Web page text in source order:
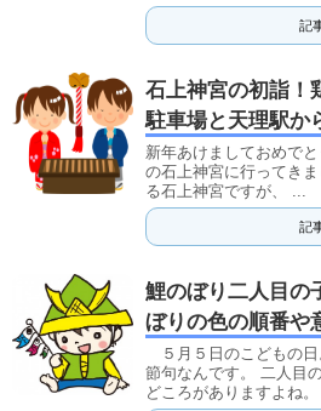
記
石上神宮の初詣！
駐車場と天理駅か
新年あけましておめで
の石上神宮に行ってき
る石上神宮ですが、 ...
記
鯉のぼり二人目の
ぼりの色の順番や
５月５日のこどもの日
節句なんです。 二人目
どころがありますよね